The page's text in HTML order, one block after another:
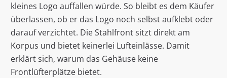
kleines Logo auffallen würde. So bleibt es dem Käufer
überlassen, ob er das Logo noch selbst aufklebt oder
darauf verzichtet. Die Stahlfront sitzt direkt am
Korpus und bietet keinerlei Lufteinlässe. Damit
erklärt sich, warum das Gehäuse keine
Frontlüfterplätze bietet.